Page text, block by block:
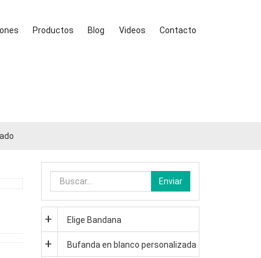
Productos Blog Videos Contacto
Enviar
Elige Bandana
Bufanda en blanco personalizada